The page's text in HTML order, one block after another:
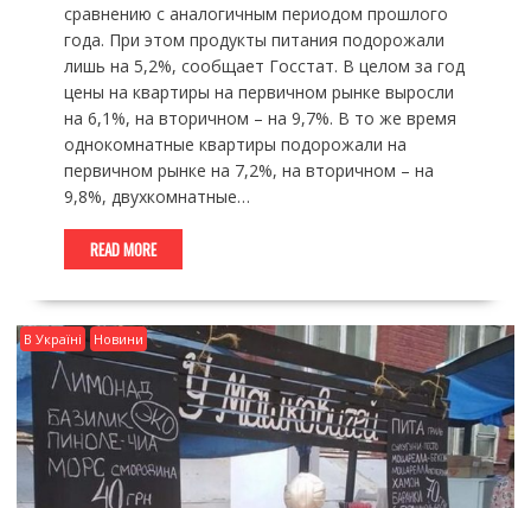
сравнению с аналогичным периодом прошлого
года. При этом продукты питания подорожали
лишь на 5,2%, сообщает Госстат. В целом за год
цены на квартиры на первичном рынке выросли
на 6,1%, на вторичном – на 9,7%. В то же время
однокомнатные квартиры подорожали на
первичном рынке на 7,2%, на вторичном – на
9,8%, двухкомнатные…
READ MORE
В Україні Новини